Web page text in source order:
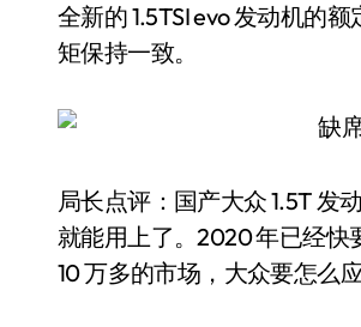
全新的 1.5TSI evo 发动机的
矩保持一致。
局长点评：国产大众 1.5T 发
就能用上了。2020 年已经快
10 万多的市场，大众要怎么